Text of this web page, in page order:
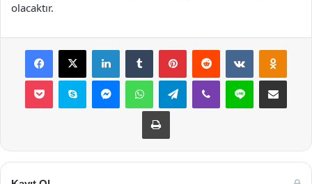
olacaktır.
Facebook
X LinkedInTumblr PinterestReddit VKontakte
Pocket Skype MessengerWhatsAppTelegramViber Line E-Posta ile
Yazdır